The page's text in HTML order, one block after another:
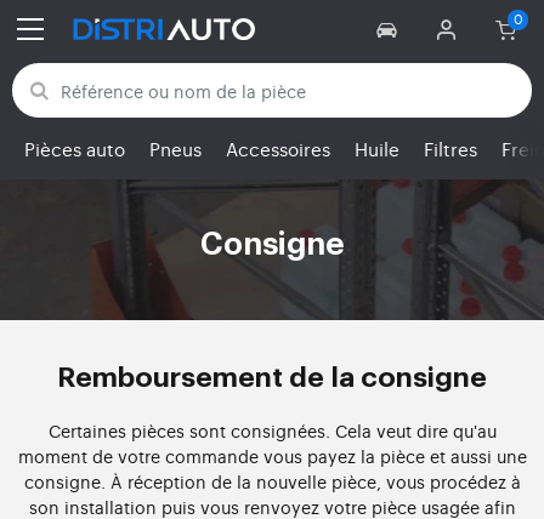
Retour aux catégories
Pièces auto Pneus Accessoires Huile Filtres
Consigne
Remboursement de la consigne
Certaines pièces sont consignées. Cela veut dire qu'au
moment de votre commande vous payez la pièce et aussi une
consigne. À réception de la nouvelle pièce, vous procédez à
son installation puis vous renvoyez votre pièce usagée afin